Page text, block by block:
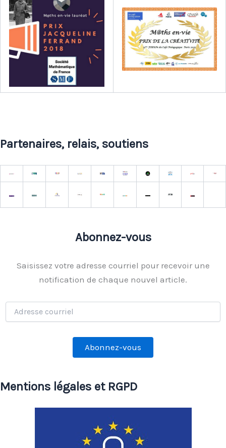
Partenaires, relais, soutiens
Abonnez-vous
Saisissez votre adresse courriel pour recevoir une
notification de chaque nouvel article.
Adresse
courriel
Abonnez-vous
Mentions légales et RGPD